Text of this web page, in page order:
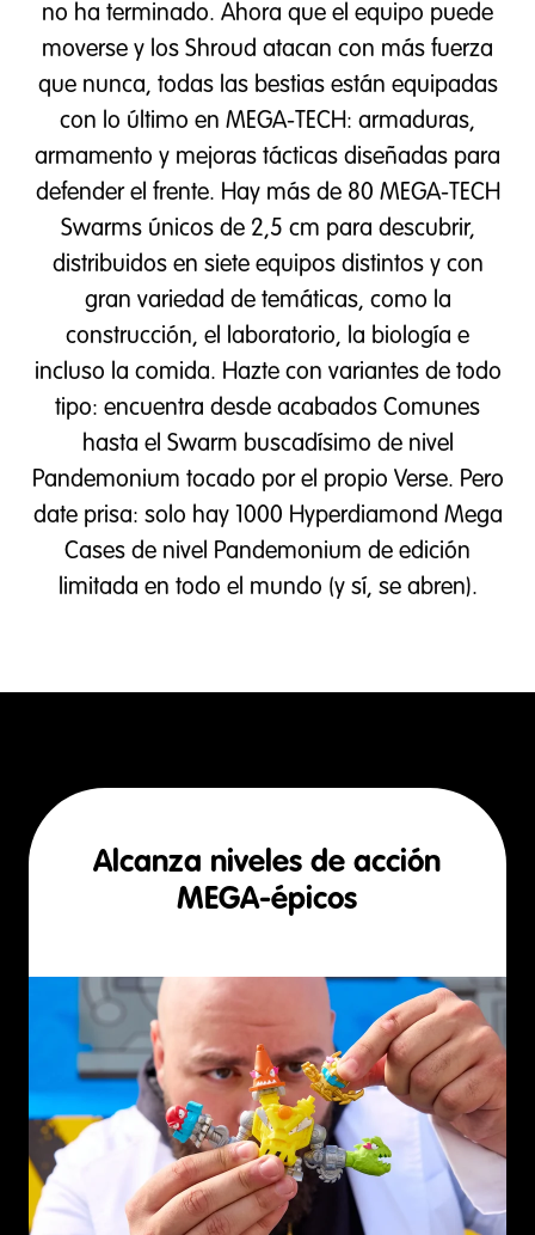
no ha terminado. Ahora que el equipo puede
moverse y los Shroud atacan con más fuerza
que nunca, todas las bestias están equipadas
con lo último en MEGA-TECH: armaduras,
armamento y mejoras tácticas diseñadas para
defender el frente. Hay más de 80 MEGA-TECH
Swarms únicos de 2,5 cm para descubrir,
distribuidos en siete equipos distintos y con
gran variedad de temáticas, como la
construcción, el laboratorio, la biología e
incluso la comida. Hazte con variantes de todo
tipo: encuentra desde acabados Comunes
hasta el Swarm buscadísimo de nivel
Pandemonium tocado por el propio Verse. Pero
date prisa: solo hay 1000 Hyperdiamond Mega
Cases de nivel Pandemonium de edición
limitada en todo el mundo (y sí, se abren).
Alcanza niveles de acción
MEGA-épicos